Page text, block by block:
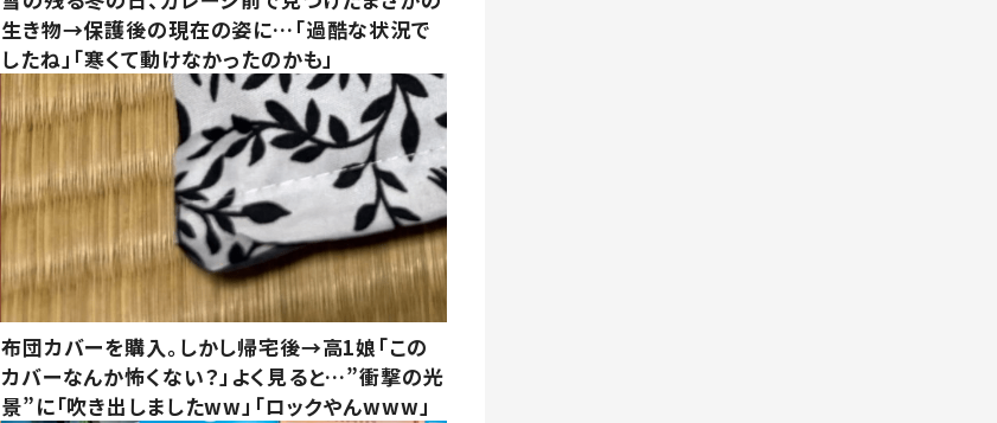
生き物→保護後の現在の姿に…「過酷な状況で
したね」「寒くて動けなかったのかも」
布団カバーを購入。しかし帰宅後→高1娘「この
カバーなんか怖くない？」よく見ると…”衝撃の光
景”に「吹き出しましたww」「ロックやんwww」